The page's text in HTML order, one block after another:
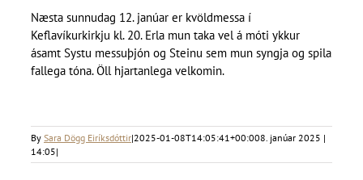
Næsta sunnudag 12. janúar er kvöldmessa í
Keflavíkurkirkju kl. 20. Erla mun taka vel á móti ykkur
ásamt Systu messuþjón og Steinu sem mun syngja og spila
fallega tóna. Öll hjartanlega velkomin.
By Sara Dögg Eiríksdóttir|2025-01-08T14:05:41+00:008. janúar 2025 |
14:05|